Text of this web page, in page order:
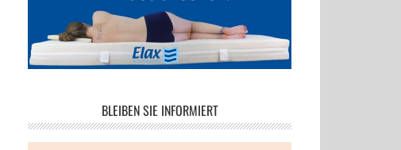
BLEIBEN SIE INFORMIERT